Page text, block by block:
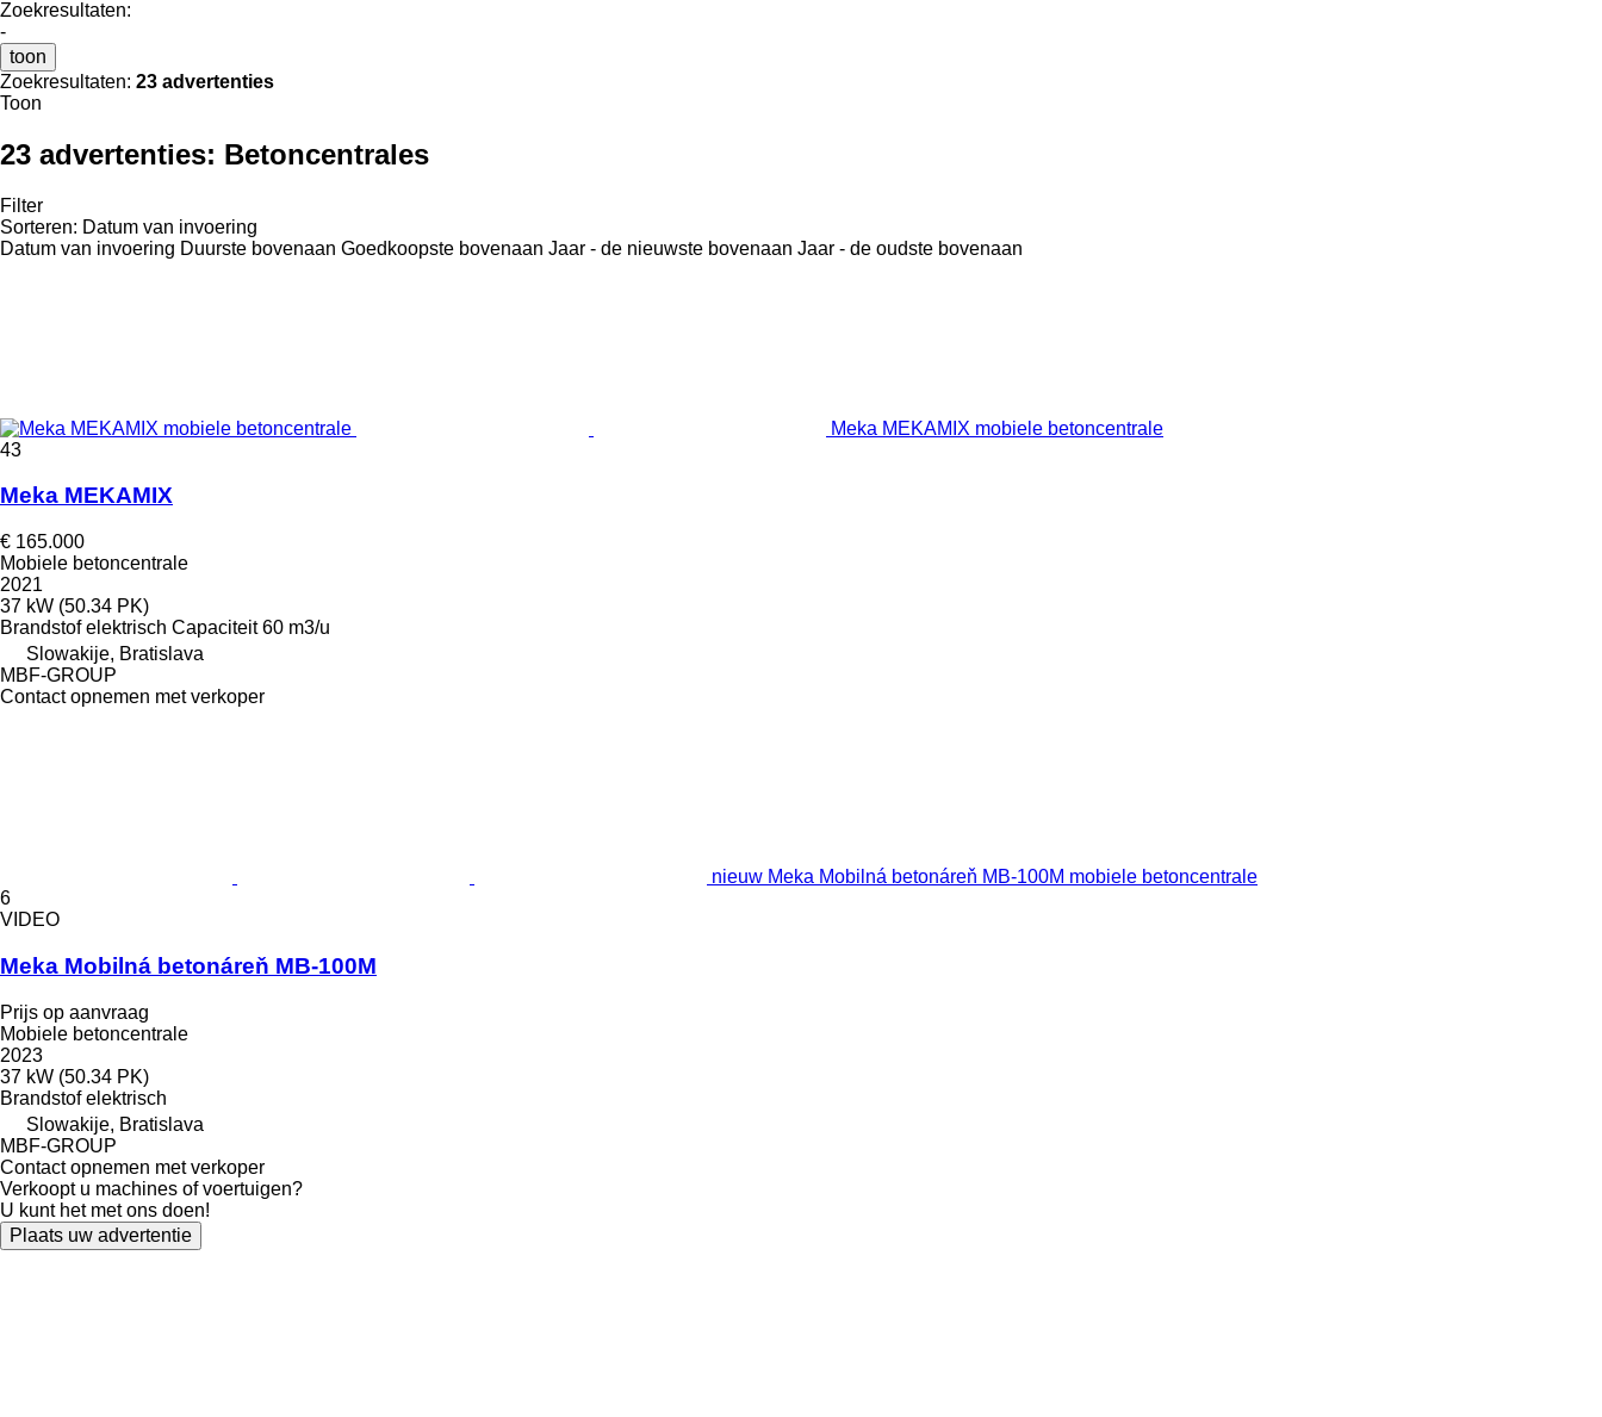
Zoekresultaten:
-
toon
Zoekresultaten: 23 advertenties
Toon
23 advertenties: Betoncentrales
Filter
Sorteren: Datum van invoering
Datum van invoering Duurste bovenaan Goedkoopste bovenaan Jaar - de nieuwste bovenaan Jaar - de oudste bovenaan
Meka MEKAMIX mobiele betoncentrale
43
Meka MEKAMIX
€ 165.000
Mobiele betoncentrale
2021
37 kW (50.34 PK)
Brandstof elektrisch Capaciteit 60 m3/u
Slowakije, Bratislava
MBF-GROUP
Contact opnemen met verkoper
nieuw Meka Mobilná betonáreň MB-100M mobiele betoncentrale
6
VIDEO
Meka Mobilná betonáreň MB-100M
Prijs op aanvraag
Mobiele betoncentrale
2023
37 kW (50.34 PK)
Brandstof elektrisch
Slowakije, Bratislava
MBF-GROUP
Contact opnemen met verkoper
Verkoopt u machines of voertuigen?
U kunt het met ons doen!
Plaats uw advertentie